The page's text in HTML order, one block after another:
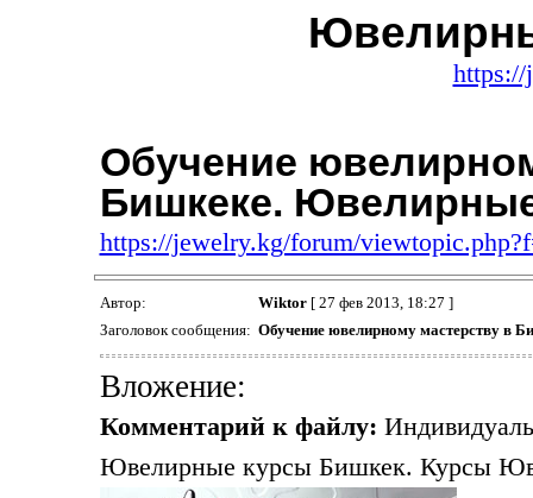
Обучение
Бишкеке.
https://jewelry.kg/forum/
Автор: Wiktor[ 27 фев 2013, 18:27 ]
Заголовок сообщения: Обучение ювелирному мастерству в
Вложение:
Комментарий к файлу:
Ювелирные курсы Бишкек. Курсы